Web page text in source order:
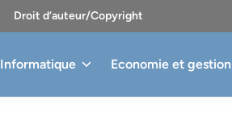
Droit d’auteur/Copyright
Informatique Economie et gestion